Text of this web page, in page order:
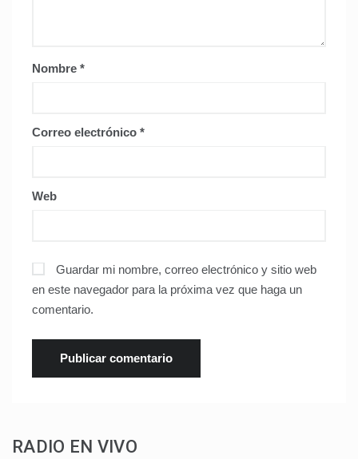
Nombre *
Correo electrónico *
Web
Guardar mi nombre, correo electrónico y sitio web
en este navegador para la próxima vez que haga un
comentario.
RADIO EN VIVO